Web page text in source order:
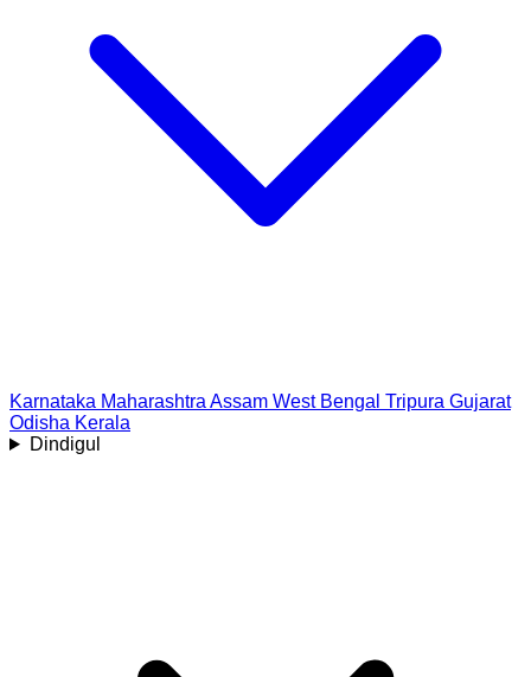
Karnataka Maharashtra Assam West Bengal Tripura Gujarat
Odisha Kerala
Dindigul